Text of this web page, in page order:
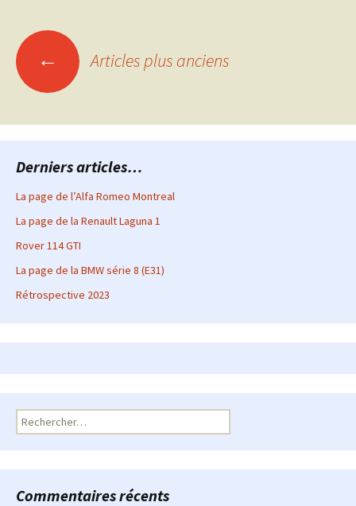
Navigation
des
articles
← Articles plus anciens
Derniers articles…
La page de l’Alfa Romeo Montreal
La page de la Renault Laguna 1
Rover 114 GTI
La page de la BMW série 8 (E31)
Rétrospective 2023
Rechercher :
Commentaires récents